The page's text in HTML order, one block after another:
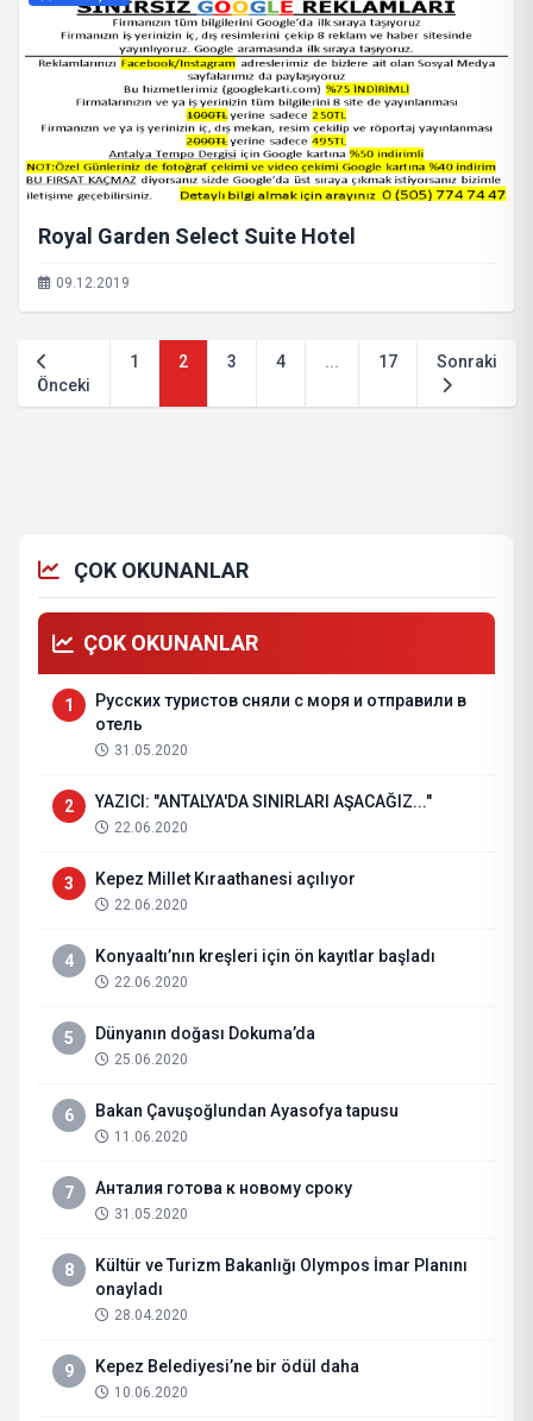
Royal Garden Select Suite Hotel
09.12.2019
Önceki
1 2 3 4 ... 17 Sonraki
ÇOK OKUNANLAR
ÇOK OKUNANLAR
1
Русских туристов сняли с моря и отправили в
отель
31.05.2020
2 YAZICI: "ANTALYA'DA SINIRLARI AŞACAĞIZ..."
22.06.2020
3 Kepez Millet Kıraathanesi açılıyor
22.06.2020
4 Konyaaltı’nın kreşleri için ön kayıtlar başladı
22.06.2020
5 Dünyanın doğası Dokuma’da
25.06.2020
6 Bakan Çavuşoğlundan Ayasofya tapusu
11.06.2020
7 Анталия готова к новому сроку
31.05.2020
8
Kültür ve Turizm Bakanlığı Olympos İmar Planını
onayladı
28.04.2020
9 Kepez Belediyesi’ne bir ödül daha
10.06.2020